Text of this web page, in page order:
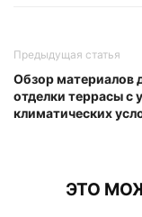
Предыдущая статья
Обзор материалов
отделки террасы с
климатических
ЭТО